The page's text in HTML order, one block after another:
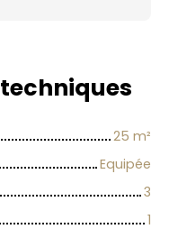
techniques
25 m²
Equipée
3
1